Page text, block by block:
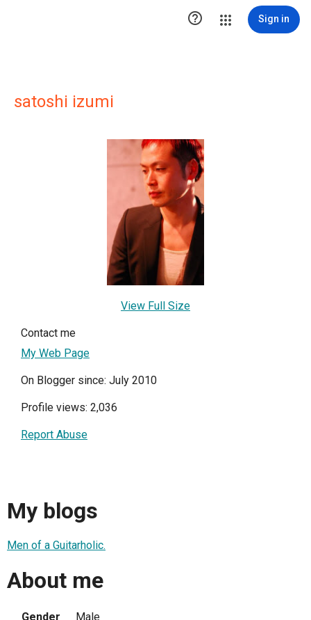
 Sign in
satoshi izumi
View Full Size
Contact me
My Web Page
On Blogger since: July 2010
Profile views: 2,036
Report Abuse
My blogs
Men of a Guitarholic.
About me
Gender
Male